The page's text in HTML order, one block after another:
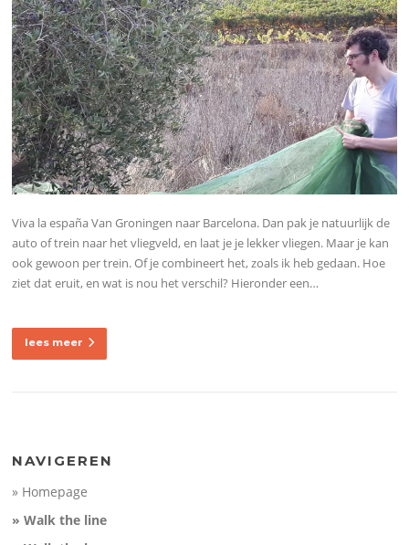
Viva la españa Van Groningen naar Barcelona. Dan pak je natuurlijk de
auto of trein naar het vliegveld, en laat je je lekker vliegen. Maar je kan
ook gewoon per trein. Of je combineert het, zoals ik heb gedaan. Hoe
ziet dat eruit, en wat is nou het verschil? Hieronder een…
lees meer
NAVIGEREN
» Homepage
» Walk the line